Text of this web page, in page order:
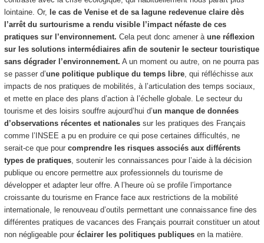
lointaine. Or,
le cas de Venise et de sa lagune redevenue claire dès
l’arrêt du surtourisme a rendu visible l’impact néfaste de ces
pratiques sur l’environnement. Cela peut donc amener à une réflexion
sur les solutions intermédiaires afin de soutenir le secteur touristique
sans dégrader l’environnement. A un moment ou autre, on ne pourra pas
se passer d’une politique publique du temps libre, qui réfléchisse aux
impacts de nos pratiques de mobilités, à l’articulation des temps sociaux,
et mette en place des plans d’action à l’échelle globale. Le secteur du
tourisme et des loisirs souffre aujourd’hui d’un manque de données
d’observations récentes et nationales sur les pratiques des Français
comme l’INSEE a pu en produire ce qui pose certaines difficultés, ne
serait-ce que pour comprendre les risques associés aux différents
types de pratiques, soutenir les connaissances pour l’aide à la décision
publique ou encore permettre aux professionnels du tourisme de
développer et adapter leur offre. A l’heure où se profile l’importance
croissante du tourisme en France face aux restrictions de la mobilité
internationale, le renouveau d’outils permettant une connaissance fine des
différentes pratiques de vacances des Français pourrait constituer un atout
non négligeable pour éclairer les politiques publiques en la matière.